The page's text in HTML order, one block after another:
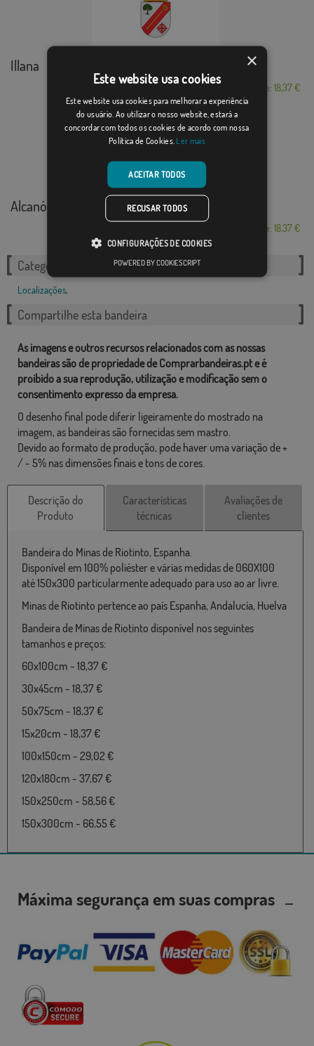
Illana
Desde: 18,37 €
Alcanó
Desde: 18,37 €
Categorias relacionadas:
Localizações,
Compartilhe esta bandeira
As imagens e outros recursos relacionados com as nossas
bandeiras são de propriedade de Comprarbandeiras.pt e é
proibido a sua reprodução, utilização e modificação sem o
consentimento expresso da empresa.
O desenho final pode diferir ligeiramente do mostrado na
imagem, as bandeiras são fornecidas sem mastro.
Devido ao formato de produção, pode haver uma variação de +
/ - 5% nas dimensões finais e tons de cores.
Descrição do
Produto
Características
técnicas
Avaliações de
clientes
Bandeira do Minas de Riotinto, Espanha.
Disponível em 100% poliéster e várias medidas de 060X100
até 150x300 particularmente adequado para uso ao ar livre.
Minas de Riotinto pertence ao país Espanha, Andalucía, Huelva
Bandeira de Minas de Riotinto disponível nos seguintes
tamanhos e preços:
60x100cm - 18,37 €
30x45cm - 18,37 €
50x75cm - 18,37 €
15x20cm - 18,37 €
100x150cm - 29,02 €
120x180cm - 37,67 €
150x250cm - 58,56 €
150x300cm - 66,55 €
Máxima segurança em suas compras
×
Este website usa cookies
Este website usa cookies para melhorar a experiência
do usuário. Ao utilizar o nosso website, estará a
concordar com todos os cookies de acordo com nossa
Política de Cookies. Ler mais
ACEITAR TODOS
RECUSAR TODOS
CONFIGURAÇÕES DE COOKIES
POWERED BY COOKIESCRIPT